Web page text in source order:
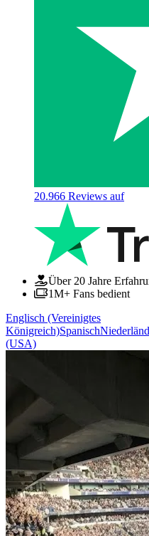
20.966 Reviews auf
Über 20 Jahre
1M+ Fans bedient
Englisch (Vereinigtes
Königreich)Spanisch
(USA)